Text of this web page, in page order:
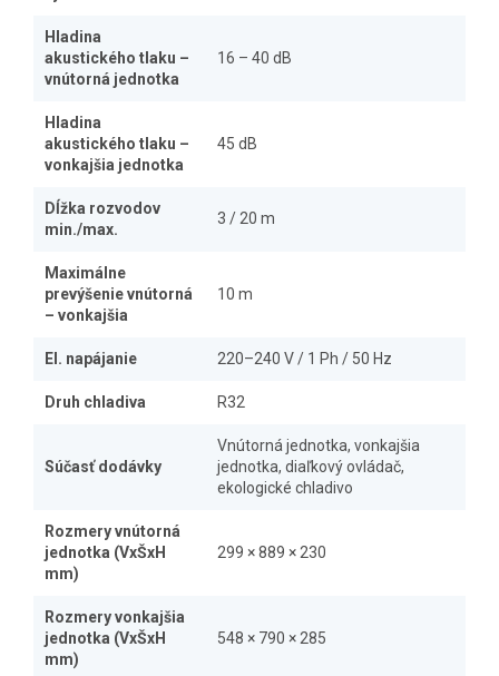
Hladina
akustického tlaku –
vnútorná jednotka
16 – 40 dB
Hladina
akustického tlaku –
vonkajšia jednotka
45 dB
Dĺžka rozvodov
min./max.
3 / 20 m
Maximálne
prevýšenie vnútorná
– vonkajšia
10 m
El. napájanie 220–240 V / 1 Ph / 50 Hz
Druh chladiva R32
Súčasť dodávky
Vnútorná jednotka, vonkajšia
jednotka, diaľkový ovládač,
ekologické chladivo
Rozmery vnútorná
jednotka (VxŠxH
mm)
299 × 889 × 230
Rozmery vonkajšia
jednotka (VxŠxH
mm)
548 × 790 × 285